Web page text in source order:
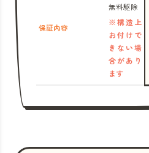
保証内容
無料駆除
※構造上
お付けで
きない場
合があり
ます